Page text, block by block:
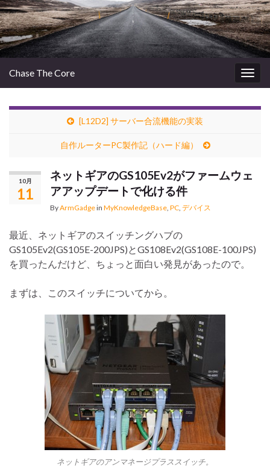
Chase The Core
[L12D2] サーバー合流機能の実装
自作ルーターPC製作記（ハード編）
10月
11
ネットギアのGS105Ev2がファームウェ
アアップデートで化ける件
ByArmGadgein MyKnowledgeBase PC デバイス
最近、ネットギアのスイッチングハブの
GS105Ev2(GS105E-200JPS)とGS108Ev2(GS108E-100JPS)
を買ったんだけど、ちょっと面白い発見があったので。
まずは、このスイッチについてから。
ネットギアのアンマネージプラススイッチ。